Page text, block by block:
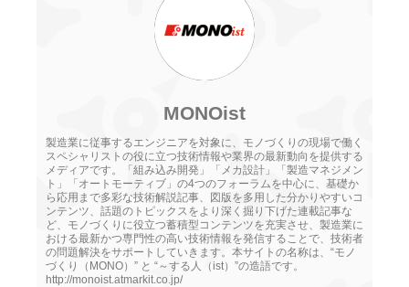
MONOist
製造業に従事するエンジニアを対象に、モノづくりの現場で働く
スペシャリストの役に立つ技術情報や業界の最新動向を提供する
メディアです。「組み込み開発」「メカ設計」「製造マネジメン
ト」「オートモーティブ」の4つのフォーラムを中心に、基礎か
ら応用まで多彩な技術解説記事、図版を多用した分かりやすいコ
ンテンツ、話題のトピックスをより深く掘り下げた連載記事な
ど、モノづくりに役立つ蓄積型コンテンツを充実させ、製造業に
おける最新かつ専門性の高い技術情報を発信することで、技術者
の問題解決をサポートしていきます。本サイトの名称は、“モノ
づくり（MONO）” と “～する人（ist）”の造語です。
http://monoist.atmarkit.co.jp/